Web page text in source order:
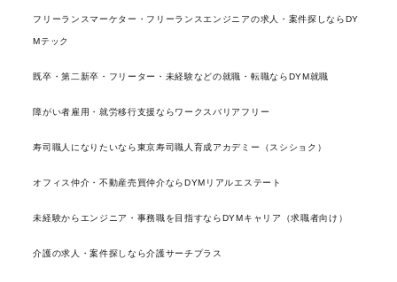
フリーランスマーケター・フリーランスエンジニアの求人・案件探しならDY
Mテック
既卒・第二新卒・フリーター・未経験などの就職・転職ならDYM就職
障がい者雇用・就労移行支援ならワークスバリアフリー
寿司職人になりたいなら東京寿司職人育成アカデミー（スシショク）
オフィス仲介・不動産売買仲介ならDYMリアルエステート
未経験からエンジニア・事務職を目指すならDYMキャリア（求職者向け）
介護の求人・案件探しなら介護サーチプラス